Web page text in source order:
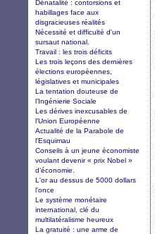
Dénatalité : contorsions et
habillages face aux
disgracieuses réalités
Nécessité et difficulté d'un
sursaut national.
Travail : les trois déficits
Les trois leçons des dernières
élections européennes,
législatives et municipales
La tentation douteuse de
l’Ingénierie Sociale
Les dérives inexcusables de
l'Union Européenne
Actualité de la Parabole de
l'Esquimau
Conseils à un jeune économiste
voulant devenir « prix Nobel »
d’économie.
L'or au dessus de 5000 dollars
l'once
Le système monétaire
international, clé du
multilatéralisme heureux
La gratuité : une arme de